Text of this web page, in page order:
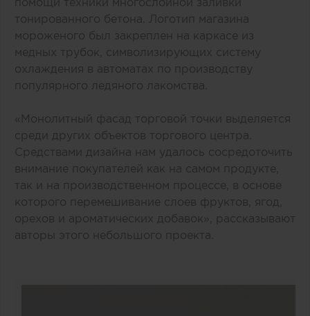
тонированного бетона. Логотип магазина
мороженого был закреплен на каркасе из
медных трубок, символизирующих систему
охлаждения в автоматах по производству
популярного ледяного лакомства.
«Монолитный фасад торговой точки выделяется
среди других объектов торгового центра.
Средствами дизайна нам удалось сосредоточить
внимание покупателей как на самом продукте,
так и на производственном процессе, в основе
которого перемешивание слоев фруктов, ягод,
орехов и ароматических добавок», рассказывают
авторы этого небольшого проекта.